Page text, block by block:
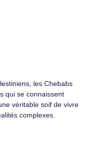
les Chebabs
qui se connaissent
véritable soif de vivre
complexes.